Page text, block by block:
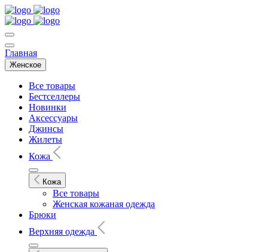
Главная
Женское
Все товары
Бестселлеры
Новинки
Аксессуары
Джинсы
Жилеты
Кожа
Кожа
Все товары
Женская кожаная одежда
Брюки
Верхняя одежда